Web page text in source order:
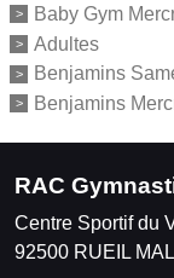
Baby Gym
Adultes
Benjamins
Benjamins
RAC
Centre Sportif du
92500 RUEIL